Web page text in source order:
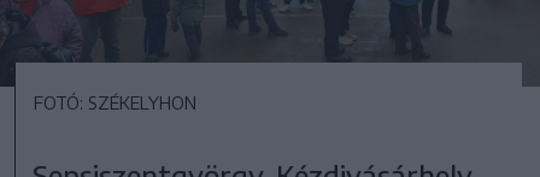
FOTÓ: SZÉKELYHON